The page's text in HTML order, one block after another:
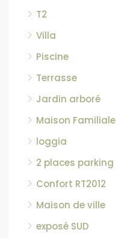
T2
Villa
Piscine
Terrasse
Jardin arboré
Maison Familiale
loggia
2 places parking
Confort RT2012
Maison de ville
exposé SUD